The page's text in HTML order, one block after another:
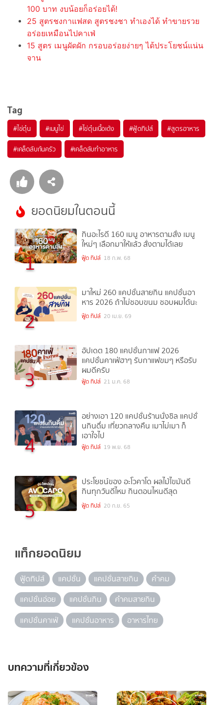
100 บาท งบน้อยก็อร่อยได้!
25 สูตรชงกาแฟสด สูตรชงชา ทำเองได้ ทำขายรวย
อร่อยเหมือนไปคาเฟ่
15 สูตร เมนูผัดผัก กรอบอร่อยง่ายๆ ได้ประโยชน์แน่น
จาน
Tag
#ไข่ตุ๋น #เมนูไข่ #ไข่ตุ๋นเนื้อเด้ง #ฟู้ดทิปส์ #สูตรอาหาร
#เคล็ดลับก้นครัว #เคล็ดลับทำอาหาร
ยอดนิยมในตอนนี้
1
กินอะไรดี 160 เมนู อาหารตามสั่ง เมนู
ใหม่ๆ เลือกมาให้แล้ว สั่งตามได้เลย
ฟู้ด ทิปส์ 18 ก.พ. 68
2
มาใหม่ 260 แคปชั่นสายกิน แคปชั่นอา
หาร 2026 ถ้าไม่ชอบขนม ชอบผมได้นะ
ฟู้ด ทิปส์ 20 เม.ย. 69
3
อัปเดต 180 แคปชั่นกาแฟ 2026
แคปชั่นคาเฟ่ฮาๆ รับกาแฟขมๆ หรือรับ
ผมดีครับ
ฟู้ด ทิปส์ 21 ม.ค. 68
4
อย่างเอา 120 แคปชั่นร้านนั่งชิล แคปชั่
นกินดื่ม เที่ยวกลางคืน เมาไม่เมา ก็
เอาใจไป
ฟู้ด ทิปส์ 19 พ.ย. 68
5
ประโยชน์ของ อะโวคาโด ผลไม้ไขมันดี
กินทุกวันดีไหม กินตอนไหนดีสุด
ฟู้ด ทิปส์ 20 ก.ย. 65
แท็กยอดนิยม
ฟู้ดทิปส์ แคปชั่น แคปชั่นสายกิน
คำคม
แคปชั่นอ่อย
แคปชั่นกิน
คำคมสายกิน
แคปชั่นคาเฟ่
แคปชั่นอาหาร อาหารไทย
บทความที่เกี่ยวข้อง